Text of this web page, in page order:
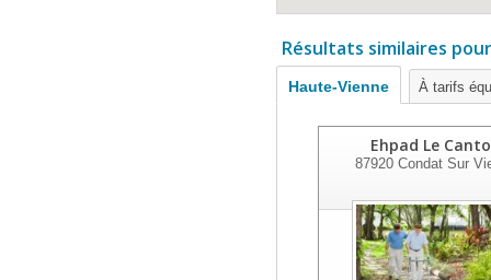
Résultats similaires
Haute-Vienne À tarifs
Ehpad Le
87920Condat Sur